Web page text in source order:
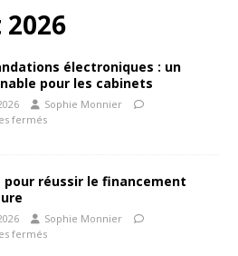
électroniques : un
pour les cabinets
Sophie Monnier
fermés
pour réussir le financement
Sophie Monnier
fermés